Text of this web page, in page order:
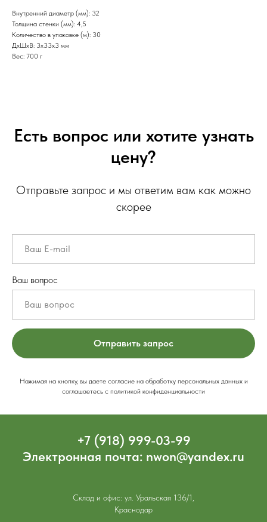
Внутренний диаметр (мм): 32
Толщина стенки (мм): 4,5
Количество в упаковке (м): 30
ДxШxВ: 3x33x3 мм
Вес: 700 г
Есть вопрос или хотите узнать
цену?
Отправьте запрос и мы ответим вам как можно
скорее
Ваш вопрос
Отправить запрос
Нажимая на кнопку, вы даете согласие на обработку персональных данных и
соглашаетесь c политикой конфиденциальности
+7 (918) 999-03-99
Электронная почта: nwon@yandex.ru
Склад и офис: ул. Уральская 136/1,
Краснодар